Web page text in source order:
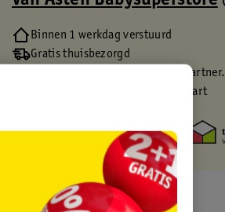
Binnen 1 werkdag verstuurd
Gratis thuisbezorgd
Gratis retourneren via verkooppartner.
Gratis punten met je Kruidvat kaart